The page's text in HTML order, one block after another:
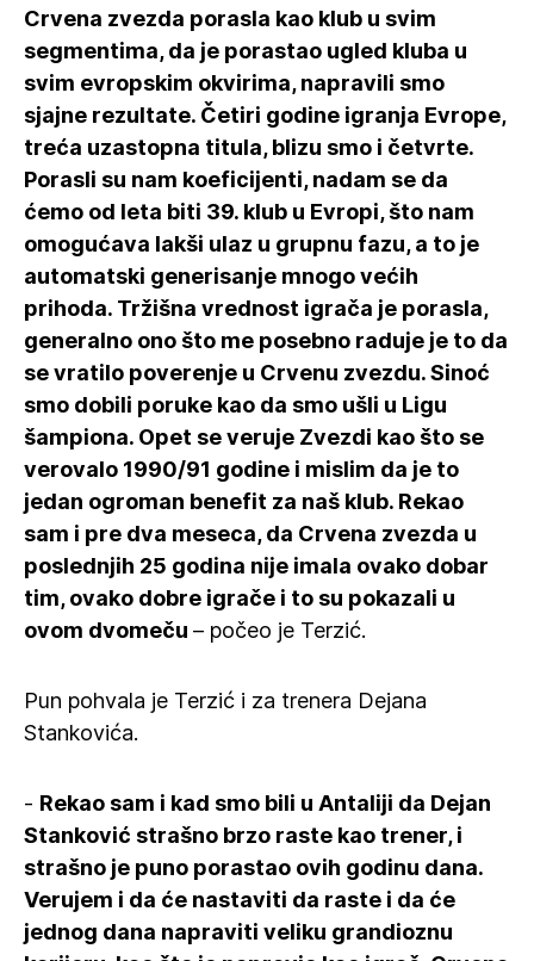
Crvena zvezda porasla kao klub u svim
segmentima, da je porastao ugled kluba u
svim evropskim okvirima, napravili smo
sjajne rezultate. Četiri godine igranja Evrope,
treća uzastopna titula, blizu smo i četvrte.
Porasli su nam koeficijenti, nadam se da
ćemo od leta biti 39. klub u Evropi, što nam
omogućava lakši ulaz u grupnu fazu, a to je
automatski generisanje mnogo većih
prihoda. Tržišna vrednost igrača je porasla,
generalno ono što me posebno raduje je to da
se vratilo poverenje u Crvenu zvezdu. Sinoć
smo dobili poruke kao da smo ušli u Ligu
šampiona. Opet se veruje Zvezdi kao što se
verovalo 1990/91 godine i mislim da je to
jedan ogroman benefit za naš klub. Rekao
sam i pre dva meseca, da Crvena zvezda u
poslednjih 25 godina nije imala ovako dobar
tim, ovako dobre igrače i to su pokazali u
ovom dvomeču – počeo je Terzić.
Pun pohvala je Terzić i za trenera Dejana
Stankovića.
- Rekao sam i kad smo bili u Antaliji da Dejan
Stanković strašno brzo raste kao trener, i
strašno je puno porastao ovih godinu dana.
Verujem i da će nastaviti da raste i da će
jednog dana napraviti veliku grandioznu